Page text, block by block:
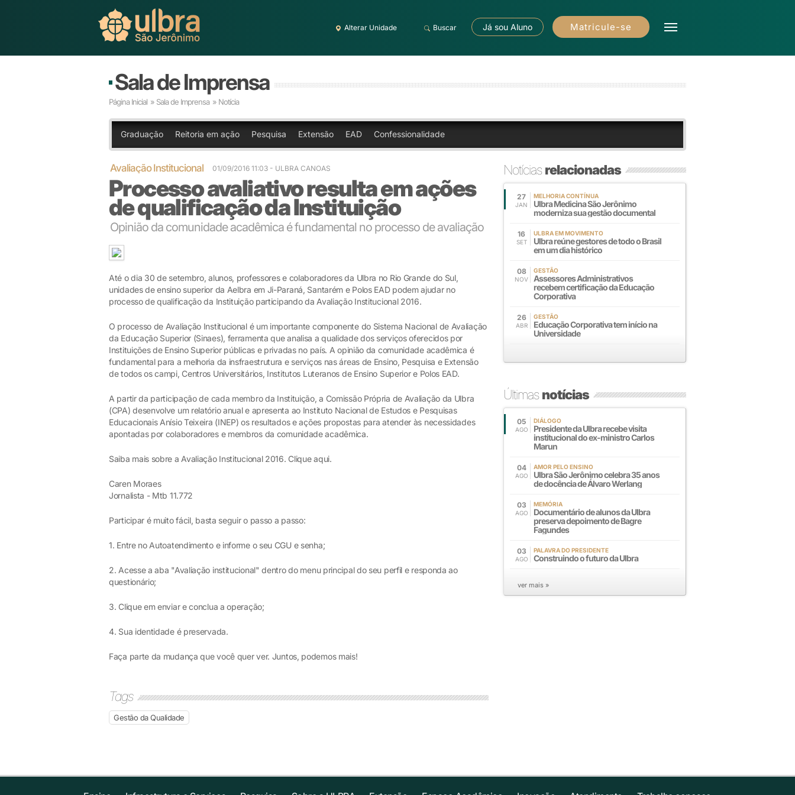
Alterar Unidade Buscar Já sou Aluno Matricule-se
Sala de Imprensa
Página Inicial » Sala de Imprensa » Notícia
Graduação Reitoria em ação Pesquisa Extensão EAD Confessionalidade
Avaliação Institucional 01/09/2016 11:03 - ULBRA CANOAS
Processo avaliativo resulta em ações
de qualificação da Instituição
Opinião da comunidade acadêmica é fundamental no processo de avaliação
Até o dia 30 de setembro, alunos, professores e colaboradores da Ulbra no Rio Grande do Sul,
unidades de ensino superior da Aelbra em Ji-Paraná, Santarém e Polos EAD podem ajudar no
processo de qualificação da Instituição participando da Avaliação Institucional 2016.
O processo de Avaliação Institucional é um importante componente do Sistema Nacional de Avaliação
da Educação Superior (Sinaes), ferramenta que analisa a qualidade dos serviços oferecidos por
Instituições de Ensino Superior públicas e privadas no país. A opinião da comunidade acadêmica é
fundamental para a melhoria da insfraestrutura e serviços nas áreas de Ensino, Pesquisa e Extensão
de todos os campi, Centros Universitários, Institutos Luteranos de Ensino Superior e Polos EAD.
A partir da participação de cada membro da Instituição, a Comissão Própria de Avaliação da Ulbra
(CPA) desenvolve um relatório anual e apresenta ao Instituto Nacional de Estudos e Pesquisas
Educacionais Anísio Teixeira (INEP) os resultados e ações propostas para atender às necessidades
apontadas por colaboradores e membros da comunidade acadêmica.
Saiba mais sobre a Avaliação Institucional 2016. Clique aqui.
Caren Moraes
Jornalista - Mtb 11.772
Participar é muito fácil, basta seguir o passo a passo:
1. Entre no Autoatendimento e informe o seu CGU e senha;
2. Acesse a aba "Avaliação institucional" dentro do menu principal do seu perfil e responda ao
questionário;
3. Clique em enviar e conclua a operação;
4. Sua identidade é preservada.
Faça parte da mudança que você quer ver. Juntos, podemos mais!
Tags
Gestão da Qualidade
Notíciasrelacionadas
27
JAN
MELHORIA CONTÍNUA
Ulbra Medicina São Jerônimo
moderniza sua gestão documental
16
SET
ULBRA EM MOVIMENTO
Ulbra reúne gestores de todo o Brasil
em um dia histórico
08
NOV
GESTÃO
Assessores Administrativos
recebem certificação da Educação
Corporativa
26
ABR
GESTÃO
Educação Corporativa tem início na
Universidade
Últimasnotícias
05
AGO
DIÁLOGO
Presidente da Ulbra recebe visita
institucional do ex-ministro Carlos
Marun
04
AGO
AMOR PELO ENSINO
Ulbra São Jerônimo celebra 35 anos
de docência de Álvaro Werlang
03
AGO
MEMÓRIA
Documentário de alunos da Ulbra
preserva depoimento de Bagre
Fagundes
03
AGO
PALAVRA DO PRESIDENTE
Construindo o futuro da Ulbra
ver mais »